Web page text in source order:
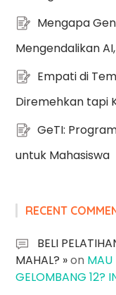
Mengapa
Mengendalikan
Empati di
Diremehkan tapi
GeTI:
untuk Mahasiswa
RECENT
BELI
MAHAL? »on MAU
GELOMBANG 12?